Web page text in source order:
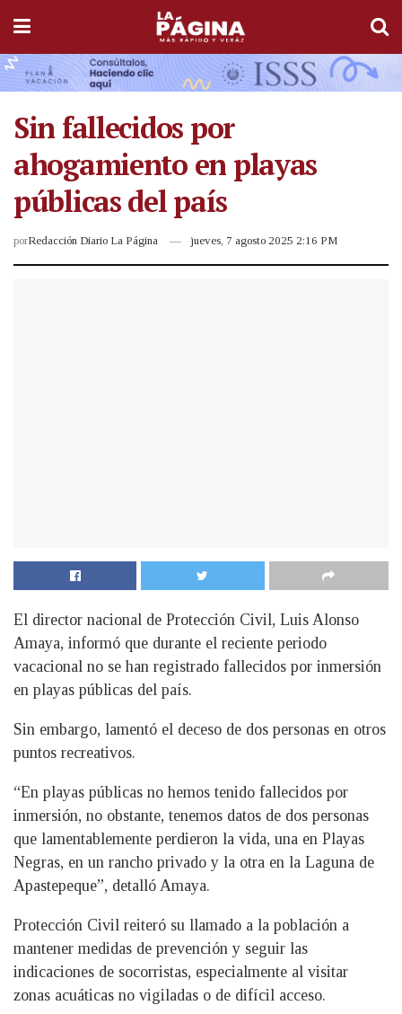
Sin fallecidos por
ahogamiento en playas
públicas del país
porRedacción Diario La Página jueves, 7 agosto 2025 2:16 PM
El director nacional de Protección Civil, Luis Alonso
Amaya, informó que durante el reciente periodo
vacacional no se han registrado fallecidos por inmersión
en playas públicas del país.
Sin embargo, lamentó el deceso de dos personas en otros
puntos recreativos.
“En playas públicas no hemos tenido fallecidos por
inmersión, no obstante, tenemos datos de dos personas
que lamentablemente perdieron la vida, una en Playas
Negras, en un rancho privado y la otra en la Laguna de
Apastepeque”, detalló Amaya.
Protección Civil reiteró su llamado a la población a
mantener medidas de prevención y seguir las
indicaciones de socorristas, especialmente al visitar
zonas acuáticas no vigiladas o de difícil acceso.